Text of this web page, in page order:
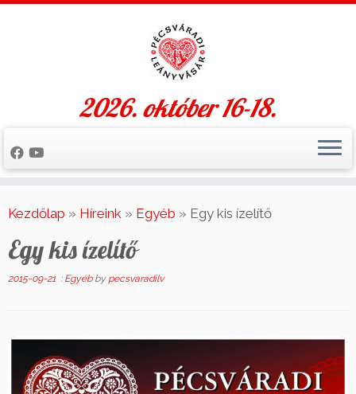
to
2026. október 16-18.
Kezdőlap » Híreink » Egyéb » Egy kis ízelítő
Egy kis ízelítő
2015-09-21 : Egyéb by pecsvaradilv